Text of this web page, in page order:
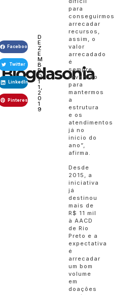
Blogdasonia
Facebook
Twitter
LinkedIn
Pinterest
D
E
Z
E
M
B
R
O
1
1,
2
0
1
9
para
conseguirmos
arrecadar
recursos,
assim, o
valor
arrecadado
é
sempre
revertido
para
mantermos
a
estrutura
e os
atendimentos
já no
início do
ano”,
afirma.
Desde
2015, a
iniciativa
já
destinou
mais de
R$ 11 mil
à AACD
de Rio
Preto e a
expectativa
é
arrecadar
um bom
volume
em
doações